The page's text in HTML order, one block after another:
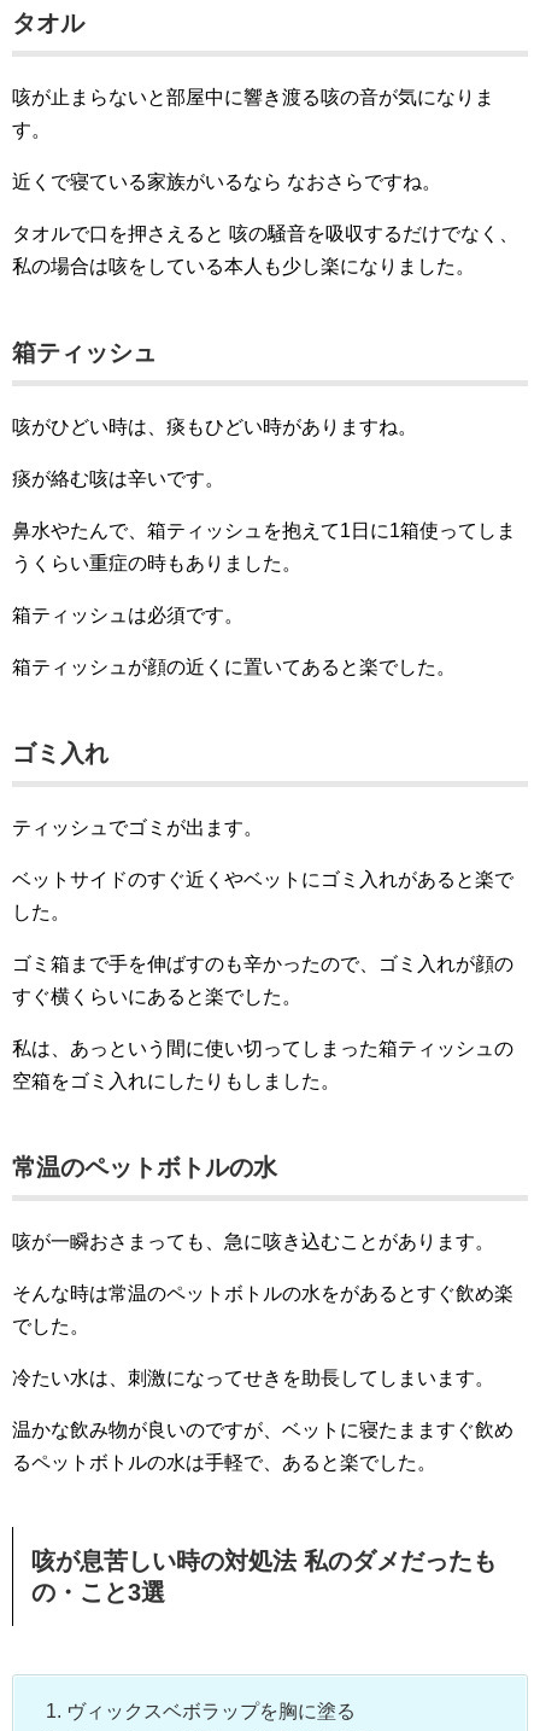
タオル
咳が止まらないと部屋中に響き渡る咳の音が気になりま
す。
近くで寝ている家族がいるなら なおさらですね。
タオルで口を押さえると 咳の騒音を吸収するだけでなく、
私の場合は咳をしている本人も少し楽になりました。
箱ティッシュ
咳がひどい時は、痰もひどい時がありますね。
痰が絡む咳は辛いです。
鼻水やたんで、箱ティッシュを抱えて1日に1箱使ってしま
うくらい重症の時もありました。
箱ティッシュは必須です。
箱ティッシュが顔の近くに置いてあると楽でした。
ゴミ入れ
ティッシュでゴミが出ます。
ベットサイドのすぐ近くやベットにゴミ入れがあると楽で
した。
ゴミ箱まで手を伸ばすのも辛かったので、ゴミ入れが顔の
すぐ横くらいにあると楽でした。
私は、あっという間に使い切ってしまった箱ティッシュの
空箱をゴミ入れにしたりもしました。
常温のペットボトルの水
咳が一瞬おさまっても、急に咳き込むことがあります。
そんな時は常温のペットボトルの水をがあるとすぐ飲め楽
でした。
冷たい水は、刺激になってせきを助長してしまいます。
温かな飲み物が良いのですが、ベットに寝たまますぐ飲め
るペットボトルの水は手軽で、あると楽でした。
咳が息苦しい時の対処法 私のダメだったも
の・こと3選
ヴィックスベボラップを胸に塗る